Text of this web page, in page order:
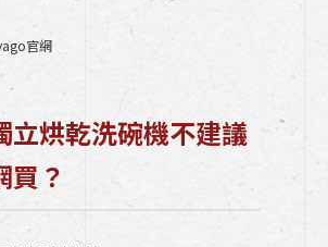
官網
立烘乾洗碗機不建議
買？